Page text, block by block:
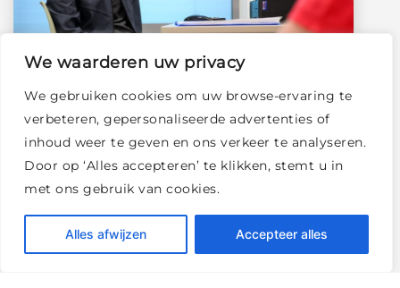
We waarderen uw privacy
We gebruiken cookies om uw browse-ervaring te
verbeteren, gepersonaliseerde advertenties of
inhoud weer te geven en ons verkeer te analyseren.
Door op ‘Alles accepteren’ te klikken, stemt u in
met ons gebruik van cookies.
Alles afwijzen Accepteer alles
Jouw vitaliteitscheck